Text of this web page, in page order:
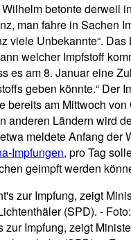
betonte derweil
man fahre in Sachen
viele Unbekannte“.
welcher Impfstoff
es am 8. Januar eine
geben könnte.“ Der
bereits am Mittwoch
anderen Ländern wird
meldete Anfang der
Impfungen, pro Tag
geimpft werden
zur Impfung, zeigt